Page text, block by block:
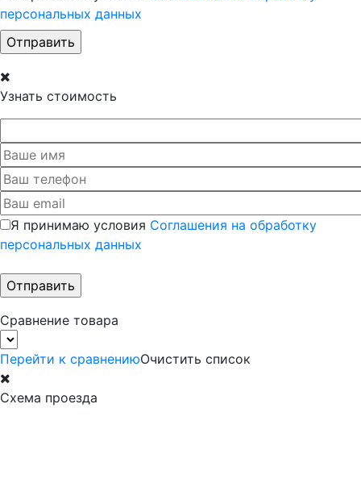
персональных данных
Узнать стоимость
Я принимаю условия Соглашения на обработку
персональных данных
Сравнение товара
Перейти к сравнениюОчистить список
Схема проезда